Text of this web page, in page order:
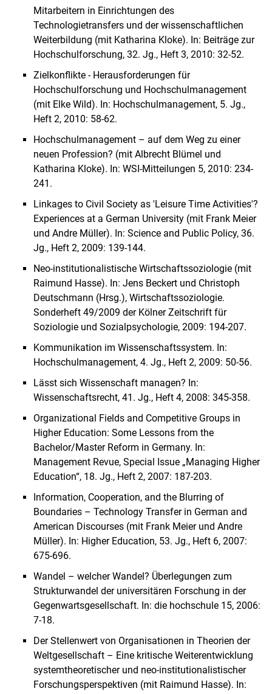
Mitarbeitern in Einrichtungen des
Technologietransfers und der wissenschaftlichen
Weiterbildung (mit Katharina Kloke). In: Beiträge zur
Hochschulforschung, 32. Jg., Heft 3, 2010: 32-52.
Zielkonflikte - Herausforderungen für
Hochschulforschung und Hochschulmanagement
(mit Elke Wild). In: Hochschulmanagement, 5. Jg.,
Heft 2, 2010: 58-62.
Hochschulmanagement – auf dem Weg zu einer
neuen Profession? (mit Albrecht Blümel und
Katharina Kloke). In: WSI-Mitteilungen 5, 2010: 234-
241.
Linkages to Civil Society as 'Leisure Time Activities'?
Experiences at a German University (mit Frank Meier
und Andre Müller). In: Science and Public Policy, 36.
Jg., Heft 2, 2009: 139-144.
Neo-institutionalistische Wirtschaftssoziologie (mit
Raimund Hasse). In: Jens Beckert und Christoph
Deutschmann (Hrsg.), Wirtschaftssoziologie.
Sonderheft 49/2009 der Kölner Zeitschrift für
Soziologie und Sozialpsychologie, 2009: 194-207.
Kommunikation im Wissenschaftssystem. In:
Hochschulmanagement, 4. Jg., Heft 2, 2009: 50-56.
Lässt sich Wissenschaft managen? In:
Wissenschaftsrecht, 41. Jg., Heft 4, 2008: 345-358.
Organizational Fields and Competitive Groups in
Higher Education: Some Lessons from the
Bachelor/Master Reform in Germany. In:
Management Revue, Special Issue „Managing Higher
Education“, 18. Jg., Heft 2, 2007: 187-203.
Information, Cooperation, and the Blurring of
Boundaries – Technology Transfer in German and
American Discourses (mit Frank Meier und Andre
Müller). In: Higher Education, 53. Jg., Heft 6, 2007:
675-696.
Wandel – welcher Wandel? Überlegungen zum
Strukturwandel der universitären Forschung in der
Gegenwartsgesellschaft. In: die hochschule 15, 2006:
7-18.
Der Stellenwert von Organisationen in Theorien der
Weltgesellschaft – Eine kritische Weiterentwicklung
systemtheoretischer und neo-institutionalistischer
Forschungsperspektiven (mit Raimund Hasse). In: